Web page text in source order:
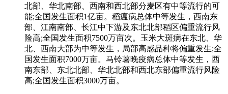
北部、华北南部、西南和西北部分麦区有中等流行的可
能;全国发生面积1亿亩。稻瘟病总体中等发生，西南东
部、江南南部、长江中下游及东北北部稻区偏重流行风
险高;全国发生面积7500万亩次。玉米大斑病在东北、华
北、西南大部为中等发生，局部高感品种将偏重发生;全
国发生面积7000万亩。马铃薯晚疫病总体中等发生，西
南东部、东北北部、华北北部和西北东部偏重流行风险
高;全国发生面积3000万亩。